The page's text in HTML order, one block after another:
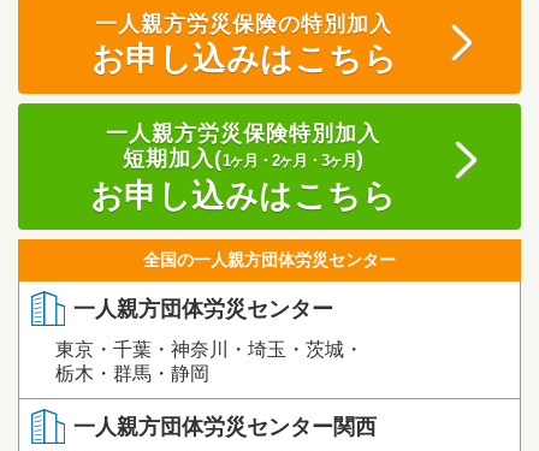
一人親方労災保険の特別加入
お申し込みはこちら
一人親方労災保険特別加入
短期加入(1ヶ月・2ヶ月・3ヶ月)
お申し込みはこちら
全国の一人親方団体労災センター
一人親方団体労災センター
東京・千葉・神奈川・埼玉・茨城・
栃木・群馬・静岡
一人親方団体労災センター関西